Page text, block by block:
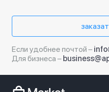
Если удобнее почтой –
Для бизнеса –